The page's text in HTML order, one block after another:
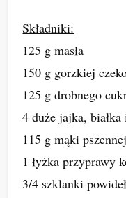
Składniki:
125 g masła
150 g gorzkiej
125 g drobnego
4 duże jajka,
115 g mąki pszennej
1 łyżka przyprawy
3/4 szklanki